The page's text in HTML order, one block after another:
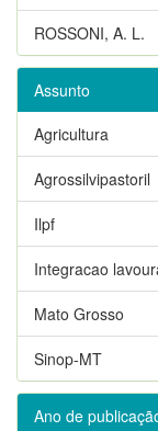
ROSSONI, A. L.
Assunto
Agricultura
Agrossilvipastoril
Ilpf
Integracao
Mato Grosso
Sinop-MT
Ano de